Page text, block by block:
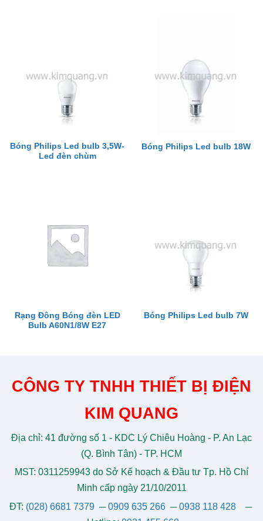
Bóng Philips Led bulb 3,5W-
Led đèn chùm
Bóng Philips Led bulb 18W
Rạng Đông Bóng đèn LED
Bulb A60N1/8W E27
Bóng Philips Led bulb 7W
CÔNG TY TNHH THIẾT BỊ ĐIỆN
KIM QUANG
Địa chỉ: 41 đường số 1 - KDC Lý Chiêu Hoàng - P. An Lạc
(Q. Bình Tân) - TP. HCM
MST: 0311259943 do Sở Kế hoạch & Đầu tư Tp. Hồ Chí
Minh cấp ngày 21/10/2011
ĐT: (028) 6681 7379 ─0909 635 266─0938 118 428─